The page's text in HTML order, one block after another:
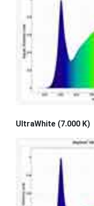
UltraWhite (7.000 K)